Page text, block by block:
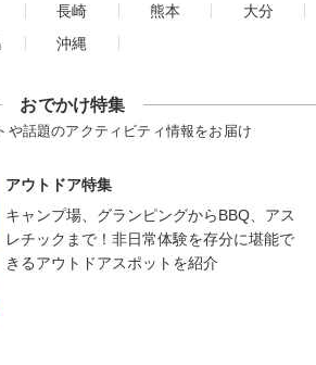
長崎 熊本
大分
沖縄
おでかけ特集
や話題のアクティビティ情報をお届け
アウトドア特集
キャンプ場、グランピングからBBQ、アス
レチックまで！非日常体験を存分に堪能で
きるアウトドアスポットを紹介